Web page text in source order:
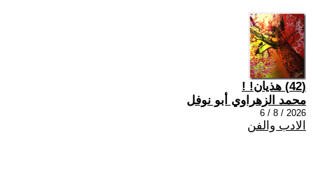
(42) هذيان! !
محمد الزهراوي أبو نوفل
2026 / 8 / 6
الادب والفن